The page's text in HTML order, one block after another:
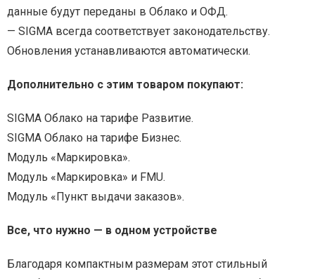
данные будут переданы в Облако и ОФД.
— SIGMA всегда соответствует законодательству.
Обновления устанавливаются автоматически.
Дополнительно с этим товаром покупают:
SIGMA Облако на тарифе Развитие.
SIGMA Облако на тарифе Бизнес.
Модуль «Маркировка».
Модуль «Маркировка» и FMU.
Модуль «Пункт выдачи заказов».
Все, что нужно — в одном устройстве
Благодаря компактным размерам этот стильный